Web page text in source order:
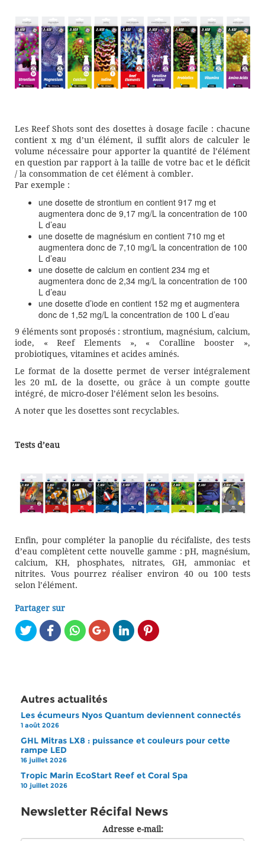
Les Reef Shots sont des dosettes à dosage facile : chacune
contient x mg d’un élément, il suffit alors de calculer le
volume nécessaire pour apporter la quantité de l’élément
en question par rapport à la taille de votre bac et le déficit
/ la consommation de cet élément à combler.
Par exemple :
une dosette de strontium en contient 917 mg et
augmentera donc de 9,17 mg/L la concentration de 100
L d’eau
une dosette de magnésium en contient 710 mg et
augmentera donc de 7,10 mg/L la concentration de 100
L d’eau
une dosette de calcium en contient 234 mg et
augmentera donc de 2,34 mg/L la concentration de 100
L d’eau
une dosette d’iode en contient 152 mg et augmentera
donc de 1,52 mg/L la concentration de 100 L d’eau
9 éléments sont proposés : strontium, magnésium, calcium,
iode, « Reef Elements », « Coralline booster »,
probiotiques, vitamines et acides aminés.
Le format de la dosette permet de verser intégralement
les 20 mL de la dosette, ou grâce à un compte goutte
intégré, de micro-doser l’élément selon les besoins.
A noter que les dosettes sont recyclables.
Tests d’eau
Enfin, pour compléter la panoplie du récifaliste, des tests
d’eau complètent cette nouvelle gamme : pH, magnésium,
calcium, KH, phosphates, nitrates, GH, ammoniac et
nitrites. Vous pourrez réaliser environ 40 ou 100 tests
selon l’élément.
Partager sur
Autres actualités
Les écumeurs Nyos Quantum deviennent connectés
1 août 2026
GHL Mitras LX8 : puissance et couleurs pour cette
rampe LED
16 juillet 2026
Tropic Marin EcoStart Reef et Coral Spa
10 juillet 2026
Newsletter Récifal News
Adresse e-mail: